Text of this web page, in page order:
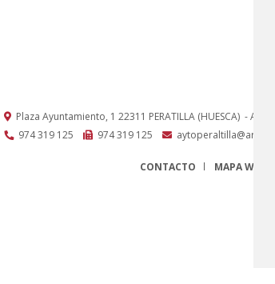
Plaza Ayuntamiento, 1 22311 PERATILLA (HUESCA) -
974 319 125
974 319 125
CONTACTO MAPA WEB